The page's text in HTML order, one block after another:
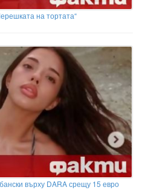
на тортата“
върху DARA срещу 15 евро